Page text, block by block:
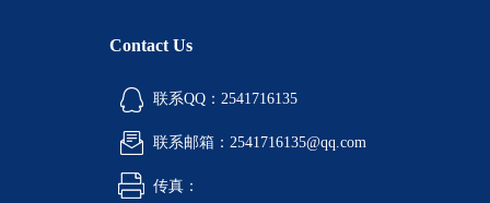
Contact Us
联系QQ：2541716135
联系邮箱：2541716135@qq.com
传真：